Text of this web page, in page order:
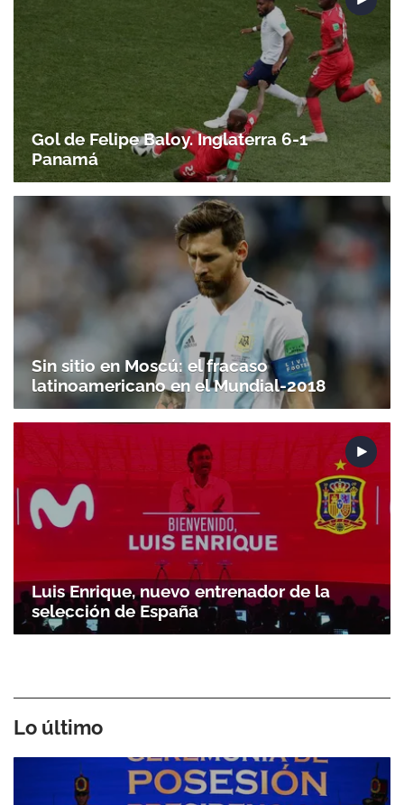
Gol de Felipe Baloy. Inglaterra 6-1
Panamá
Sin sitio en Moscú: el fracaso
latinoamericano en el Mundial-2018
Luis Enrique, nuevo entrenador de la
selección de España
Lo último